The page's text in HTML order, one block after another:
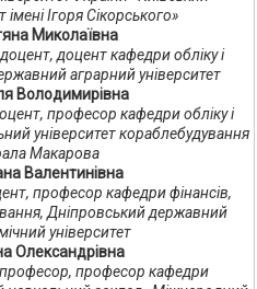
імені Ігоря Сікорського»
Миколаївна
доцент кафедри обліку і
аграрний університет
Володимирівна
професор кафедри обліку і
університет кораблебудування
Макарова
Валентинівна
професор кафедри фінансів,
Дніпровський державний
університет
Олександрівна
професор кафедри